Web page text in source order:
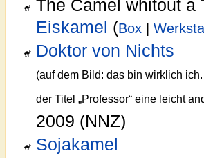
The Camel whitout a
Eiskamel (Box |
Doktor von Nichts
(auf dem Bild: das bin wirklich
der Titel „Professor“ eine leicht
2009 (NNZ)
Sojakamel